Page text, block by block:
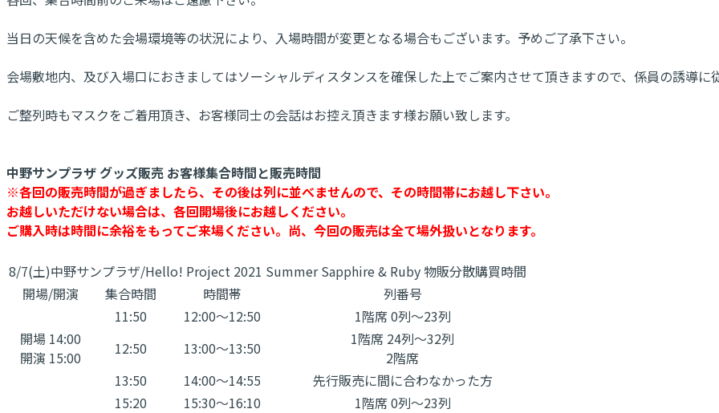
当日の天候を含めた会場環境等の状況により、入場時間が変更となる場合もございます。予めご了承下さい。
会場敷地内、及び入場口におきましてはソーシャルディスタンスを確保した上でご案内させて頂きますので、係員の誘導に
ご整列時もマスクをご着用頂き、お客様同士の会話はお控え頂きます様お願い致します。
中野サンプラザ グッズ販売 お客様集合時間と販売時間
※各回の販売時間が過ぎましたら、その後は列に並べませんので、その時間帯にお越し下さい。
お越しいただけない場合は、各回開場後にお越しください。
ご購入時は時間に余裕をもってご来場ください。尚、今回の販売は全て場外扱いとなります。
8/7(土)中野サンプラザ/Hello! Project 2021 Summer Sapphire & Ruby 物販分散購買時間
開場/開演
集合時間 時間帯 列番号
開場 14:00
開演 15:00
11:50 12:00～12:50
1階席 0列～23列
12:50
13:00～13:50
1階席 24列～32列
2階席
13:50
14:00～14:55 先行販売に間に合わなかった方
15:20 15:30～16:10
1階席 0列～23列